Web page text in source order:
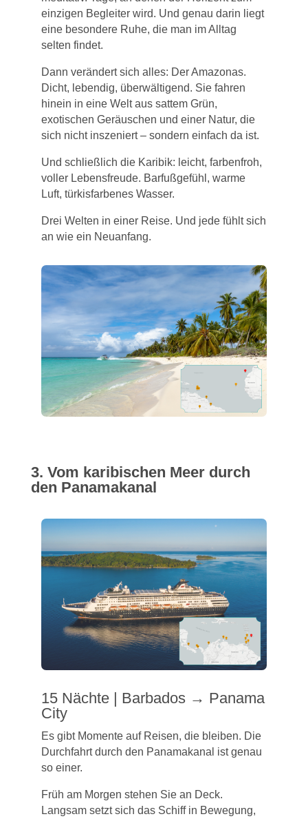
einzigen Begleiter wird. Und genau darin liegt
eine besondere Ruhe, die man im Alltag
selten findet.
Dann verändert sich alles: Der Amazonas.
Dicht, lebendig, überwältigend. Sie fahren
hinein in eine Welt aus sattem Grün,
exotischen Geräuschen und einer Natur, die
sich nicht inszeniert – sondern einfach da ist.
Und schließlich die Karibik: leicht, farbenfroh,
voller Lebensfreude. Barfußgefühl, warme
Luft, türkisfarbenes Wasser.
Drei Welten in einer Reise. Und jede fühlt sich
an wie ein Neuanfang.
3. Vom karibischen Meer durch
den Panamakanal
15 Nächte | Barbados → Panama
City
Es gibt Momente auf Reisen, die bleiben. Die
Durchfahrt durch den Panamakanal ist genau
so einer.
Früh am Morgen stehen Sie an Deck.
Langsam setzt sich das Schiff in Bewegung,